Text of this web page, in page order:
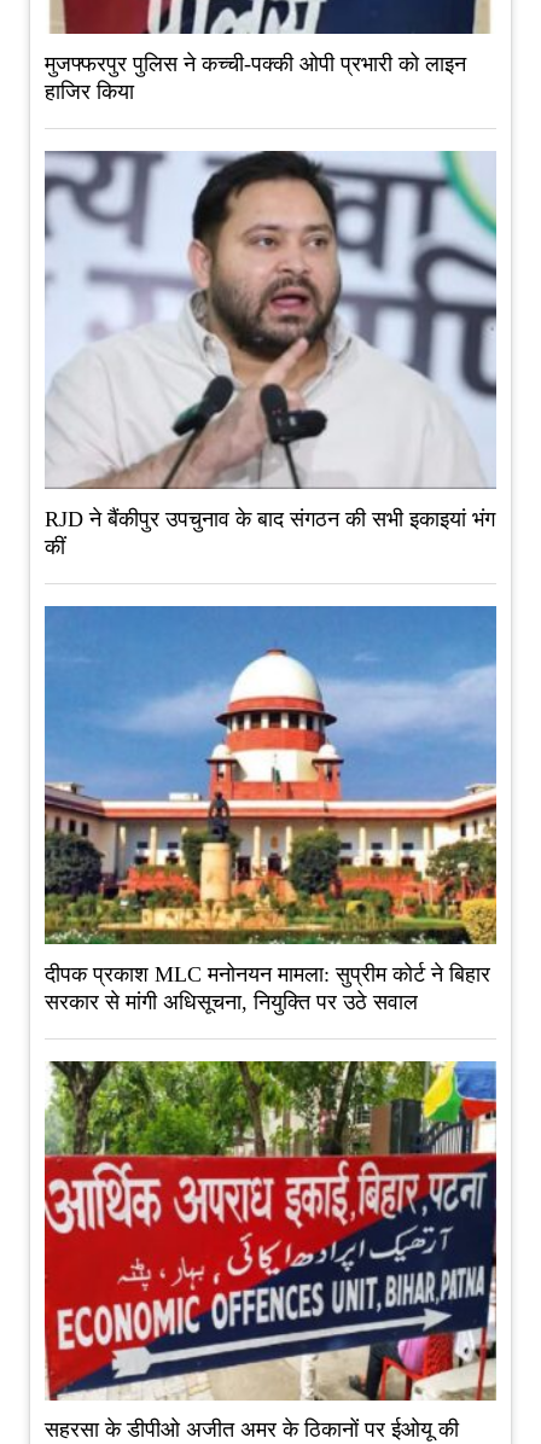
मुजफ्फरपुर पुलिस ने कच्ची-पक्की ओपी प्रभारी को लाइन
हाजिर किया
RJD ने बैंकीपुर उपचुनाव के बाद संगठन की सभी इकाइयां भंग
कीं
दीपक प्रकाश MLC मनोनयन मामला: सुप्रीम कोर्ट ने बिहार
सरकार से मांगी अधिसूचना, नियुक्ति पर उठे सवाल
सहरसा के डीपीओ अजीत अमर के ठिकानों पर ईओयू की